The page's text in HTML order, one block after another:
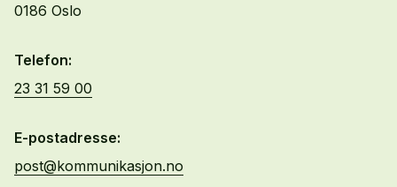
0186 Oslo
Telefon:
23 31 59 00
E-postadresse:
post@kommunikasjon.no